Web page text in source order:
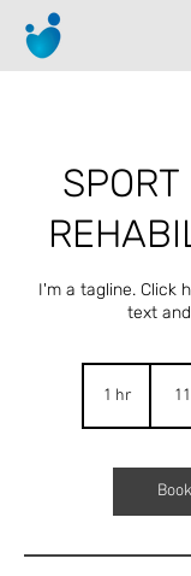
I'm a tagline. Click
text
1 hr
חדשים